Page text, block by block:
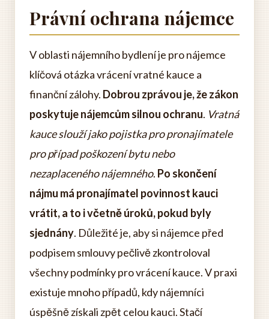
Právní ochrana nájemce
V oblasti nájemního bydlení je pro nájemce
klíčová otázka vrácení vratné kauce a
finanční zálohy. Dobrou zprávou je, že zákon
poskytuje nájemcům silnou ochranu. Vratná
kauce slouží jako pojistka pro pronajímatele
pro případ poškození bytu nebo
nezaplaceného nájemného. Po skončení
nájmu má pronajímatel povinnost kauci
vrátit, a to i včetně úroků, pokud byly
sjednány. Důležité je, aby si nájemce před
podpisem smlouvy pečlivě zkontroloval
všechny podmínky pro vrácení kauce. V praxi
existuje mnoho případů, kdy nájemníci
úspěšně získali zpět celou kauci. Stačí